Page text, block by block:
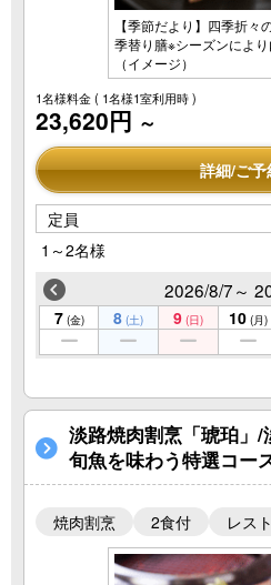
【季節だより】四季折々
季替り膳※シーズンによ
（イメージ）
1名様料金( 1名様1室利用時 )
23,620円 ～
詳細/ご予
定員
1～2名様
2026/8/7～
7 (金) 8 (土) 9 (日) 10 (月)
淡路焼肉割烹「琥珀」
旬魚を味わう特選コー
焼肉割烹 2食付 レス